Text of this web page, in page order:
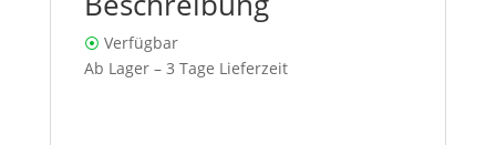
⦿ Verfügbar
Ab Lager – 3 Tage Lieferzeit